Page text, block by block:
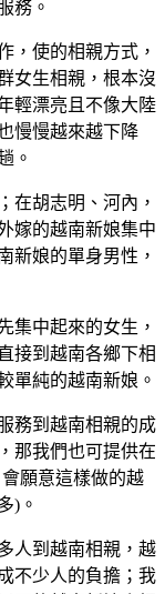
務。
，使的相親方式，
女生相親，根本沒
輕漂亮且不像大陸
慢慢越來越下降
。
在胡志明、河內，
嫁的越南新娘集中
新娘的單身男性，
集中起來的女生，
接到越南各鄉下相
單純的越南新娘。
務到越南相親的成
那我們也可提供在
願意這樣做的越
)。
人到越南相親，越
不少人的負擔；我